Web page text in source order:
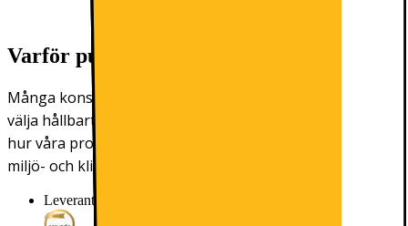
Varför publicerar vi miljöparametrar?
Många konsumenter kanske tycker att det är svårt att
välja hållbart. På Elgiganten vill vi göra det lättare att se
hur våra produkter har producerats och vilken typ av
miljö- och klimatpåverkan de har.
Leverantörens EcoVadis score